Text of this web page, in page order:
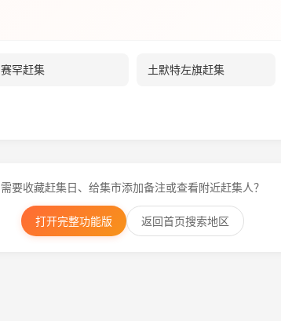
赛罕赶集 土默特左旗赶集
需要收藏赶集日、给集市添加备注或查看附近赶集人？
打开完整功能版 返回首页搜索地区